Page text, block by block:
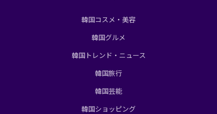
韓国コスメ・美容
韓国グルメ
韓国トレンド・ニュース
韓国旅行
韓国芸能
韓国ショッピング